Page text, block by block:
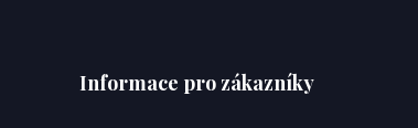
Informace pro zákazníky